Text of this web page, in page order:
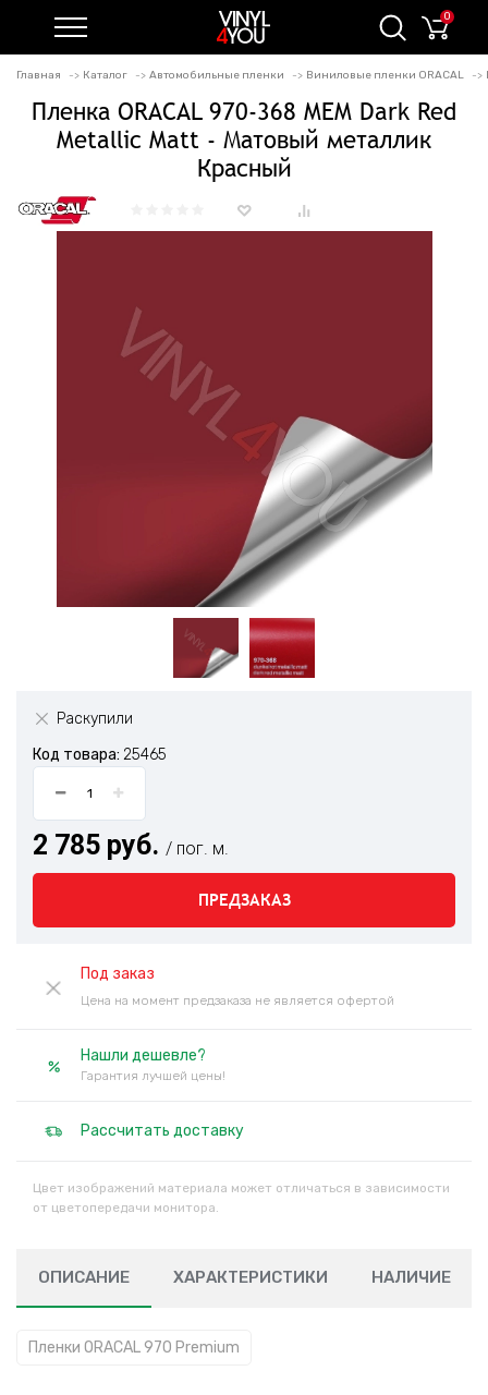
0
Главная Каталог Автомобильные пленки Виниловые пленки ORACAL
Пленка ORACAL 970-368 MEM Dark Red
Metallic Matt - Матовый металлик
Красный
Раскупили
Код товара: 25465
2 785 руб. / пог. м.
ПРЕДЗАКАЗ
Под заказ
Цена на момент предзаказа не является офертой
Нашли дешевле?
Гарантия лучшей цены!
Рассчитать доставку
Цвет изображений материала может отличаться в зависимости
от цветопередачи монитора.
ОПИСАНИЕ ХАРАКТЕРИСТИКИ НАЛИЧИЕ
Пленки ORACAL 970 Premium